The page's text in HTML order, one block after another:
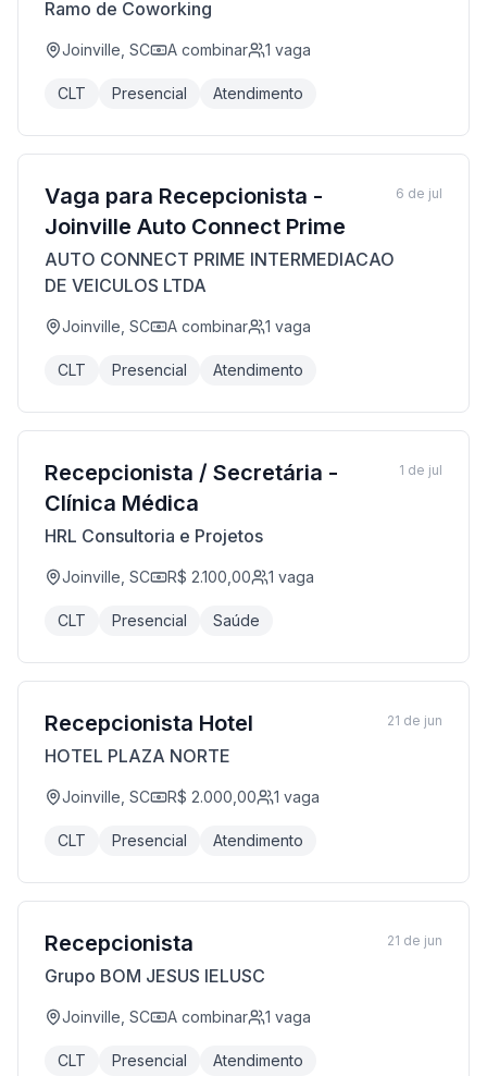
Ramo de Coworking
Joinville, SC A combinar 1 vaga
CLT Presencial Atendimento
Vaga para Recepcionista -
Joinville Auto Connect Prime
AUTO CONNECT PRIME INTERMEDIACAO
DE VEICULOS LTDA
Joinville, SC A combinar 1 vaga
CLT Presencial Atendimento
6 de jul
Recepcionista / Secretária -
Clínica Médica
HRL Consultoria e Projetos
Joinville, SC R$ 2.100,00 1 vaga
CLT Presencial Saúde
1 de jul
Recepcionista Hotel
HOTEL PLAZA NORTE
Joinville, SC R$ 2.000,00 1 vaga
CLT Presencial Atendimento
21 de jun
Recepcionista
Grupo BOM JESUS IELUSC
Joinville, SC A combinar 1 vaga
CLT Presencial Atendimento
21 de jun